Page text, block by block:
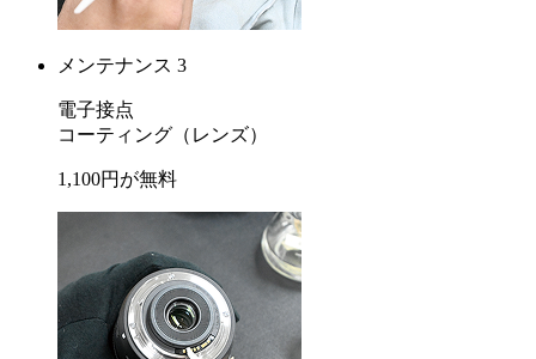
メンテナンス 3
電子接点
コーティング （レンズ）
1,100円が無料